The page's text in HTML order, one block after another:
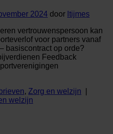
2024 door ltijmes
vertrouwenspersoon kan
voor partners vanaf
basiscontract op orde?
Feedback
, Zorg en welzijn
welzijn